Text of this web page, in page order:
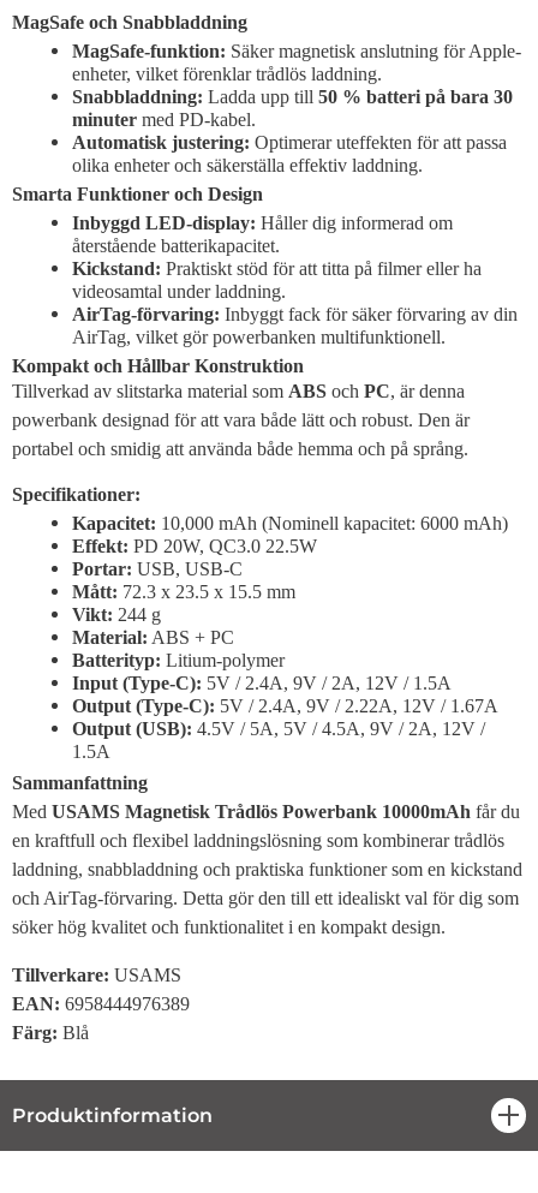
MagSafe och Snabbladdning
MagSafe-funktion: Säker magnetisk anslutning för Apple-
enheter, vilket förenklar trådlös laddning.
Snabbladdning: Ladda upp till 50 % batteri på bara 30
minuter med PD-kabel.
Automatisk justering: Optimerar uteffekten för att passa
olika enheter och säkerställa effektiv laddning.
Smarta Funktioner och Design
Inbyggd LED-display: Håller dig informerad om
återstående batterikapacitet.
Kickstand: Praktiskt stöd för att titta på filmer eller ha
videosamtal under laddning.
AirTag-förvaring: Inbyggt fack för säker förvaring av din
AirTag, vilket gör powerbanken multifunktionell.
Kompakt och Hållbar Konstruktion
Tillverkad av slitstarka material som ABS och PC, är denna
powerbank designad för att vara både lätt och robust. Den är
portabel och smidig att använda både hemma och på språng.
Specifikationer:
Kapacitet: 10,000 mAh (Nominell kapacitet: 6000 mAh)
Effekt: PD 20W, QC3.0 22.5W
Portar: USB, USB-C
Mått: 72.3 x 23.5 x 15.5 mm
Vikt: 244 g
Material: ABS + PC
Batterityp: Litium-polymer
Input (Type-C): 5V / 2.4A, 9V / 2A, 12V / 1.5A
Output (Type-C): 5V / 2.4A, 9V / 2.22A, 12V / 1.67A
Output (USB): 4.5V / 5A, 5V / 4.5A, 9V / 2A, 12V /
1.5A
Sammanfattning
Med USAMS Magnetisk Trådlös Powerbank 10000mAh får du
en kraftfull och flexibel laddningslösning som kombinerar trådlös
laddning, snabbladdning och praktiska funktioner som en kickstand
och AirTag-förvaring. Detta gör den till ett idealiskt val för dig som
söker hög kvalitet och funktionalitet i en kompakt design.
Tillverkare: USAMS
EAN: 6958444976389
Färg: Blå
Produktinformation